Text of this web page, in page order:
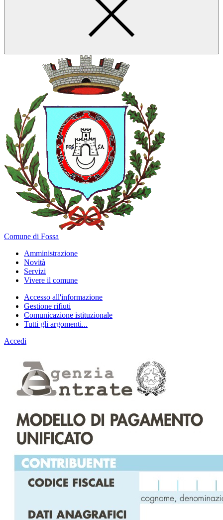
Comune di Fossa
Amministrazione
Novità
Servizi
Vivere il comune
Accesso all'informazione
Gestione rifiuti
Comunicazione istituzionale
Tutti gli argomenti...
Accedi